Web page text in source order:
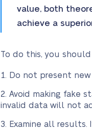
value, both
achieve a
To do this, you
Do not present
Avoid making fake
invalid data will not
Examine all